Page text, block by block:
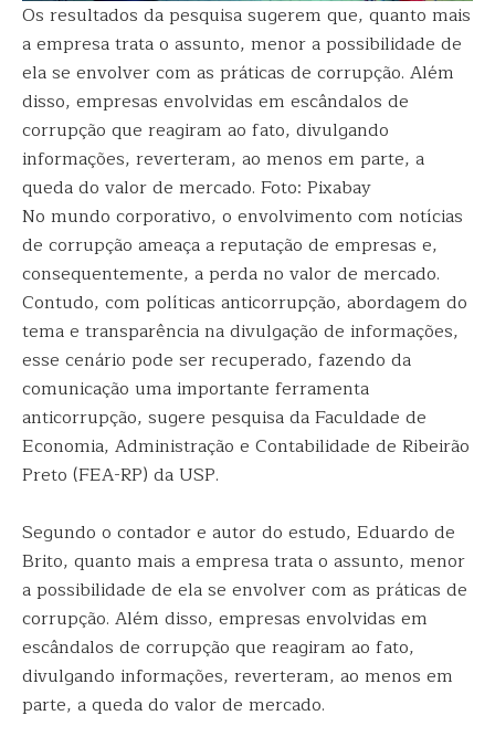
Os resultados da pesquisa sugerem que, quanto mais
a empresa trata o assunto, menor a possibilidade de
ela se envolver com as práticas de corrupção. Além
disso, empresas envolvidas em escândalos de
corrupção que reagiram ao fato, divulgando
informações, reverteram, ao menos em parte, a
queda do valor de mercado. Foto: Pixabay
No mundo corporativo, o envolvimento com notícias
de corrupção ameaça a reputação de empresas e,
consequentemente, a perda no valor de mercado.
Contudo, com políticas anticorrupção, abordagem do
tema e transparência na divulgação de informações,
esse cenário pode ser recuperado, fazendo da
comunicação uma importante ferramenta
anticorrupção, sugere pesquisa da Faculdade de
Economia, Administração e Contabilidade de Ribeirão
Preto (FEA-RP) da USP.
Segundo o contador e autor do estudo, Eduardo de
Brito, quanto mais a empresa trata o assunto, menor
a possibilidade de ela se envolver com as práticas de
corrupção. Além disso, empresas envolvidas em
escândalos de corrupção que reagiram ao fato,
divulgando informações, reverteram, ao menos em
parte, a queda do valor de mercado.